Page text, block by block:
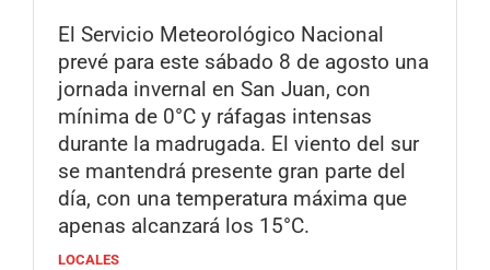
El Servicio Meteorológico Nacional
prevé para este sábado 8 de agosto una
jornada invernal en San Juan, con
mínima de 0°C y ráfagas intensas
durante la madrugada. El viento del sur
se mantendrá presente gran parte del
día, con una temperatura máxima que
apenas alcanzará los 15°C.
LOCALES